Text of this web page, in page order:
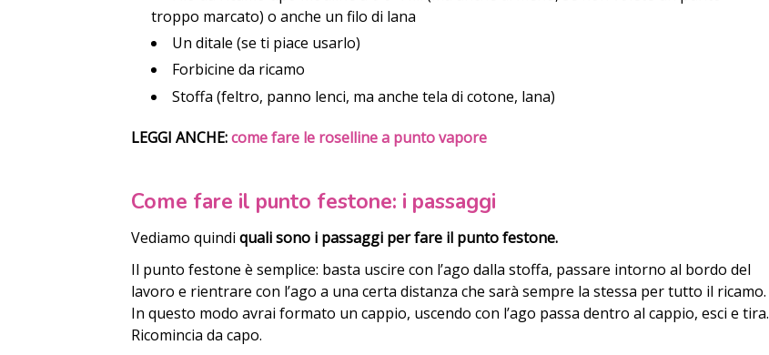
troppo marcato) o anche un filo di lana
Un ditale (se ti piace usarlo)
Forbicine da ricamo
Stoffa (feltro, panno lenci, ma anche tela di cotone, lana)
LEGGI ANCHE:come fare le roselline a punto vapore
Come fare il punto festone: i passaggi
Vediamo quindi quali sono i passaggi per fare il punto festone.
Il punto festone è semplice: basta uscire con l’ago dalla stoffa, passare intorno al bordo del
lavoro e rientrare con l’ago a una certa distanza che sarà sempre la stessa per tutto il ricamo.
In questo modo avrai formato un cappio, uscendo con l’ago passa dentro al cappio, esci e tira.
Ricomincia da capo.